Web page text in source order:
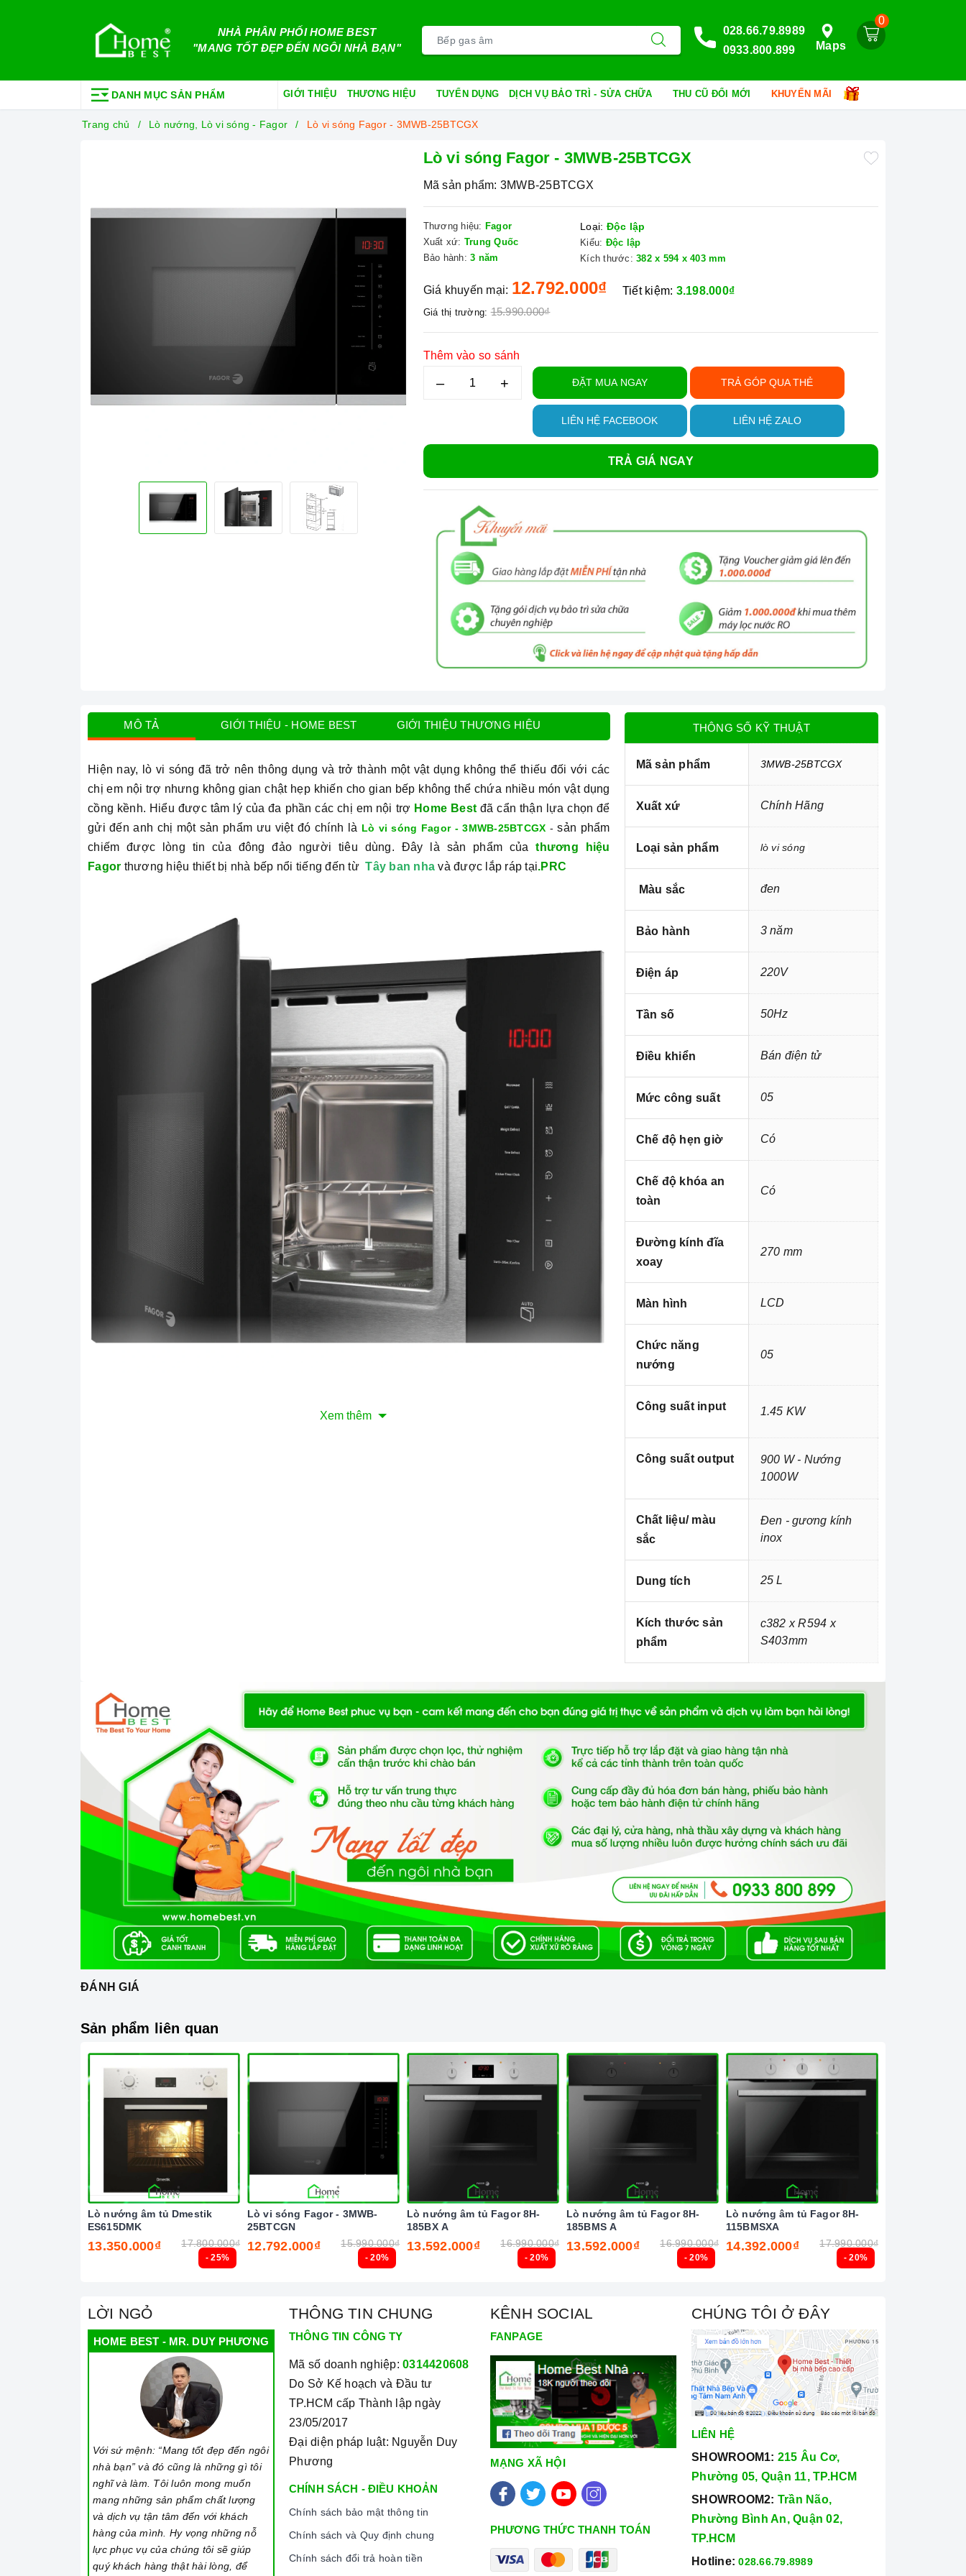
NHÀ PHÂN PHỐI HOME BEST
"MANG TỐT ĐẸP ĐẾN NGÔI NHÀ BẠN"
0
Maps
028.66.79.8989
0933.800.899
DANH MỤC SẢN PHẨM GIỚI THIỆU THƯƠNG HIỆU TUYỂN DỤNG DỊCH VỤ BẢO TRÌ - SỬA CHỮA THU CŨ ĐỔI MỚI KHUYẾN MÃI
Trang chủ Lò nướng, Lò vi sóng - Fagor Lò vi sóng Fagor - 3MWB-25BTCGX
Lò vi sóng Fagor - 3MWB-25BTCGX
Mã sản phẩm: 3MWB-25BTCGX
Thương hiệu: Fagor
Xuất xứ: Trung Quốc
Bảo hành: 3 năm
Loại: Độc lập
Kiểu: Độc lập
Kích thước: 382 x 594 x 403 mm
Giá khuyến mại: 12.792.000₫
Giá thị trường: 15.990.000₫
Tiết kiệm: 3.198.000₫
Thêm vào so sánh
– + ĐẶT MUA NGAY TRẢ GÓP QUA THẺ
LIÊN HỆ FACEBOOK LIÊN HỆ ZALO
TRẢ GIÁ NGAY
MÔ TẢ GIỚI THIỆU - HOME BEST GIỚI THIỆU THƯƠNG HIỆU
Hiện nay, lò vi sóng đã trở nên thông dụng và trở thành một vật dụng không thể thiếu đối với các
chị em nội trợ nhưng không gian chật hẹp khiến cho gian bếp không thể chứa nhiều món vật dụng
cồng kềnh. Hiểu được tâm lý của đa phần các chị em nội trợ Home Best đã cẩn thận lựa chọn để
gửi đến anh chị một sản phẩm ưu việt đó chính là Lò vi sóng Fagor - 3MWB-25BTCGX -sản phẩm
chiếm được lòng tin của đông đảo người tiêu dùng. Đây là sản phẩm củathương hiệu
Fagor thương hiệu thiết bị nhà bếp nổi tiếng đến từTây ban nha và được lắp ráp tại.PRC
đủ các chế độ nấu và các mức công suất giúp bạn dễ dàng thao tác sử dụng,
2. Các chức năng, hệ thống trênLò vi sóng Fagor - 3MWB-25BTCGX
Lò vi sóng Fagor - 3MWB-25BTCGXcó nút nhấn mở cửa rất nhẹ nhàng, tiện dụng với cửa lò làm
bằng kính chịu lực và khoang lò tích hợp đèn chiếu siêu sáng giúp bạn dễ dàng quan sát, kiểm tra
quá trình nấu ăn. Bên cạnh đó, lò còn đi kèm đĩa và vòng xoay tiện dụng cho phép bạn có thể quay
nướng, giúp thực phẩm chín nhanh và đều từ trong ra ngoài mà vẫn giữ được hương vị nguyên
thủy, tươi ngon sẵn có. Lò vi sóng Fagor - 3MWB-25BTCGX
với đầy đủ các chức năng cần thiết cùng
với hiệu suất hoạt động ổn định, bền bỉ đạt tiêu chuẩn mới nhất của châu Âu đã được đa số các
gia đình trên cả nước ta công nhận và tin dùng.
Lò vi sóng Fagor - 3MWB-25BTCGXcòn tích hợp chức năng hẹn giờ lên đến 60 phút cùng với
chuông báo tiện dụng, bạn chỉ cần cho thức ăn vào lò sau đó chỉnh mức nhiệt độ và thời gian thích
hợp là có thể rảnh tay làm các việc khác như: quét nhà, rữa chén hay trông em bé vô cùng tiện
dụng. Đặc biệt lò với đầy đủ các chức năng: hâm nóng, rã đông, nấu nướng,... với 5 mức công suất
sẽ phục vụ tốt cho nhu cầu nấu ăn hàng ngày của gia đình bạn, là nguồn động lực to lớn cho bạn
Với những ưu điểm nổi bật trên,
mỗi gia đình hiện nay, nhất là trong cuộc sống đầy năng động và luôn bận rộn đối với những người
nội trợ vừa phải làm nhiều công việc lại còn chăm sóc cho bữa ăn của gia đình mình.
Xem thêm
THÔNG SỐ KỸ THUẬT
Mã sản phẩm 3MWB-25BTCGX
Xuất xứ Chính Hãng
Loại sản phẩm lò vi sóng
Màu sắc đen
Bảo hành 3 năm
Điện áp 220V
Tần số 50Hz
Điều khiển Bán điện tử
Mức công suất 05
Chế độ hẹn giờ Có
Chế độ khóa an
toàn
Có
Đường kính đĩa
xoay
270 mm
Màn hình LCD
Chức năng
nướng
05
Công suất input 1.45 KW
Công suất output
900 W - Nướng
1000W
Chất liệu/ màu
sắc
Đen - gương kính
inox
Dung tích 25 L
Kích thước sản
phẩm
c382 x R594 x
S403mm
ĐÁNH GIÁ
Sản phẩm liên quan
- 25%
Lò nướng âm tủ Dmestik
ES615DMK
13.350.000₫ 17.800.000₫
- 20%
Lò vi sóng Fagor - 3MWB-
25BTCGN
12.792.000₫ 15.990.000₫
- 20%
Lò nướng âm tủ Fagor 8H-
185BX A
13.592.000₫ 16.990.000₫
- 20%
Lò nướng âm tủ Fagor 8H-
185BMS A
13.592.000₫ 16.990.000₫
- 20%
Lò nướng âm tủ Fagor 8H-
115BMSXA
14.392.000₫ 17.990.000₫
LỜI NGỎ
HOME BEST - MR. DUY PHƯƠNG
Với sứ mệnh: “Mang tốt đẹp đến ngôi
nhà bạn” và đó cũng là những gì tôi
nghĩ và làm. Tôi luôn mong muốn
mang những sản phẩm chất lượng
và dịch vụ tận tâm đến với khách
hàng của mình. Hy vọng những nỗ
lực phục vụ của chúng tôi sẽ giúp
quý khách hàng thật hài lòng, để
THÔNG TIN CHUNG
THÔNG TIN CÔNG TY
Mã số doanh nghiệp: 0314420608
Do Sở Kế hoạch và Đầu tư
TP.HCM cấp Thành lập ngày
23/05/2017
Đại diện pháp luật: Nguyễn Duy
Phương
CHÍNH SÁCH - ĐIỀU KHOẢN
Chính sách bảo mật thông tin
Chính sách và Quy định chung
Chính sách đổi trả hoàn tiền
KÊNH SOCIAL
FANPAGE
MẠNG XÃ HỘI
PHƯƠNG THỨC THANH TOÁN
CHÚNG TÔI Ở ĐÂY
LIÊN HỆ
SHOWROOM1: 215 Âu Cơ,
Phường 05, Quận 11, TP.HCM
SHOWROOM2: Trần Não,
Phường Bình An, Quận 02,
TP.HCM
Hotline: 028.66.79.8989